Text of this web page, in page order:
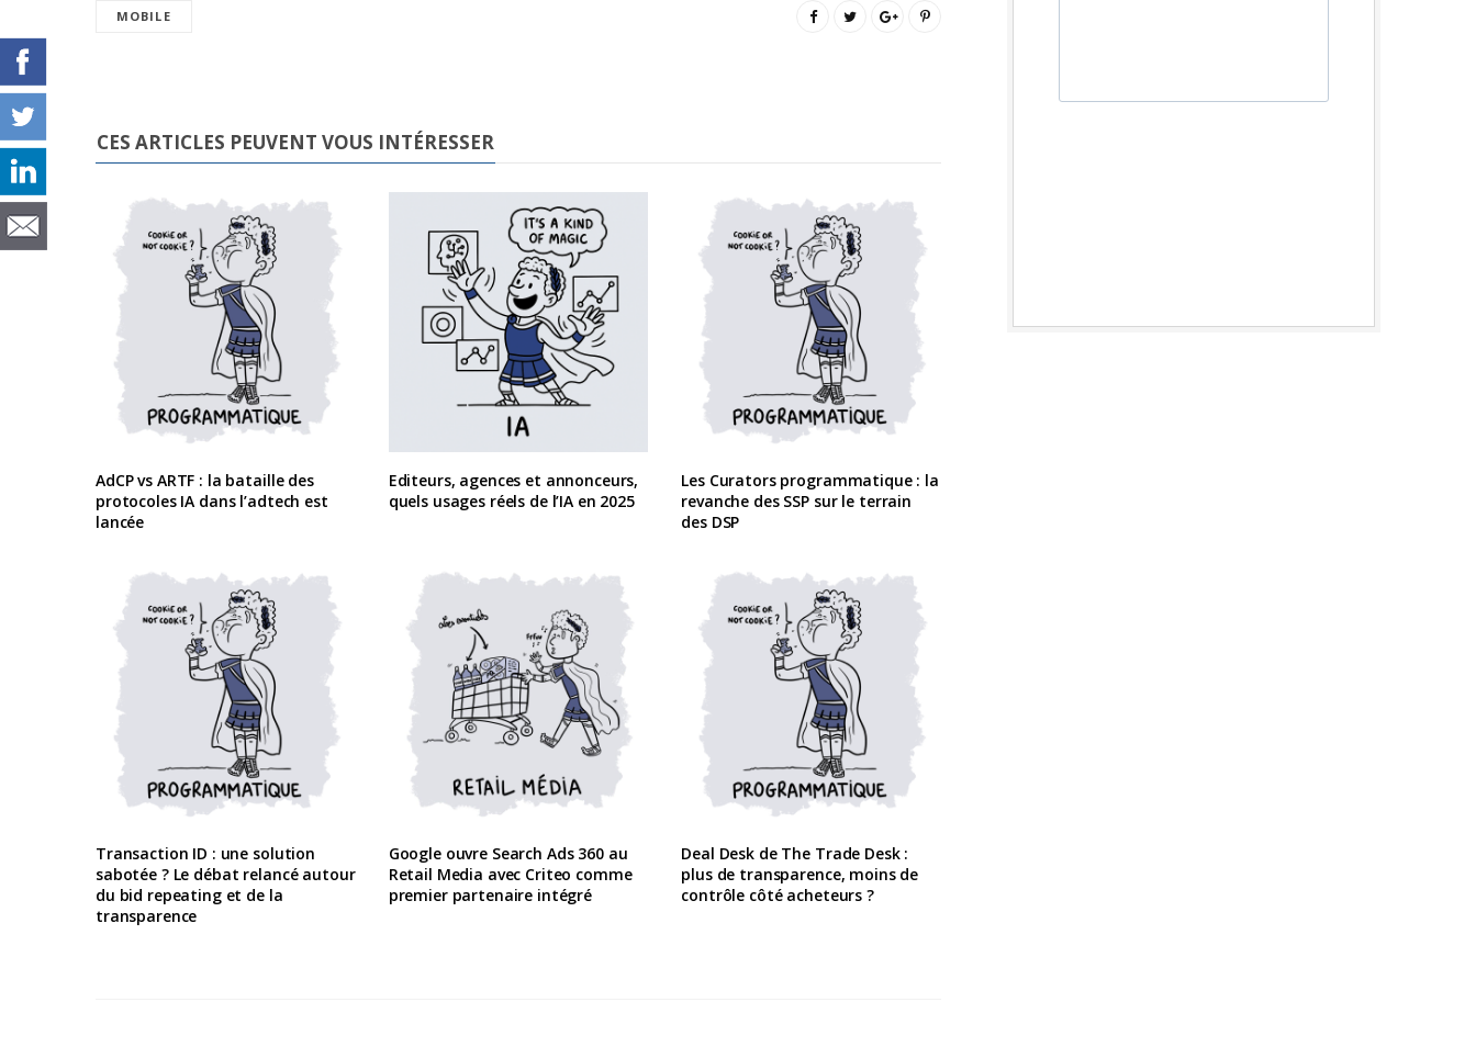
MOBILE
CES ARTICLES PEUVENT VOUS INTÉRESSER
AdCP vs ARTF : la bataille des
protocoles IA dans l’adtech est
lancée
Editeurs, agences et annonceurs,
quels usages réels de l’IA en 2025
Les Curators programmatique : la
revanche des SSP sur le terrain
des DSP
Transaction ID : une solution
sabotée ? Le débat relancé autour
du bid repeating et de la
transparence
Google ouvre Search Ads 360 au
Retail Media avec Criteo comme
premier partenaire intégré
Deal Desk de The Trade Desk :
plus de transparence, moins de
contrôle côté acheteurs ?